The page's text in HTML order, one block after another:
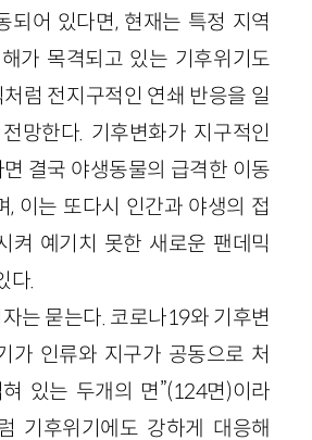
되어 있다면, 현재는 특정 지역
가 목격되고 있는 기후위기도
럼 전지구적인 연쇄 반응을 일
망한다. 기후변화가 지구적인
결국 야생동물의 급격한 이동
, 이는 또다시 인간과 야생의 접
켜 예기치 못한 새로운 팬데믹
다.
는 묻는다. 코로나19와 기후변
가 인류와 지구가 공동으로 처
있는 두개의 면”(124면)이라
기후위기에도 강하게 대응해